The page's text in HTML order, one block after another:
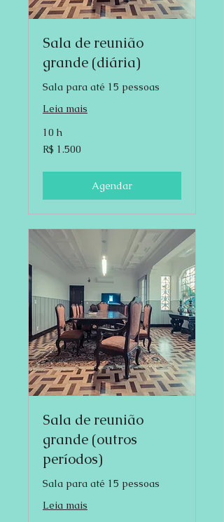
Sala de reunião
grande (diária)
Sala para até 15 pessoas
Leia mais
10 h
1.500
Reais
R$ 1.500
Agendar
Sala de reunião
grande (outros
períodos)
Sala para até 15 pessoas
Leia mais